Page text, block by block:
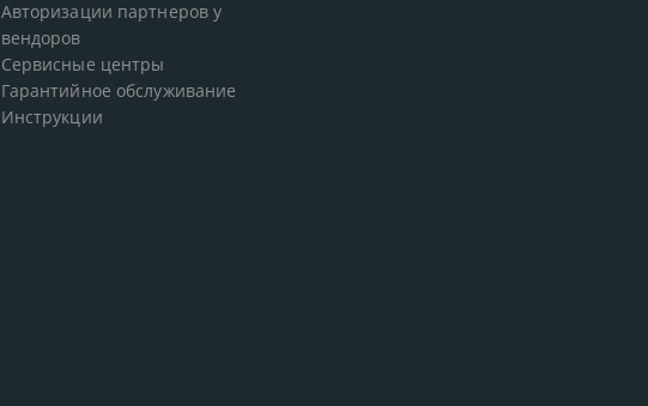
Авторизации партнеров у
вендоров
Сервисные центры
Гарантийное обслуживание
Инструкции